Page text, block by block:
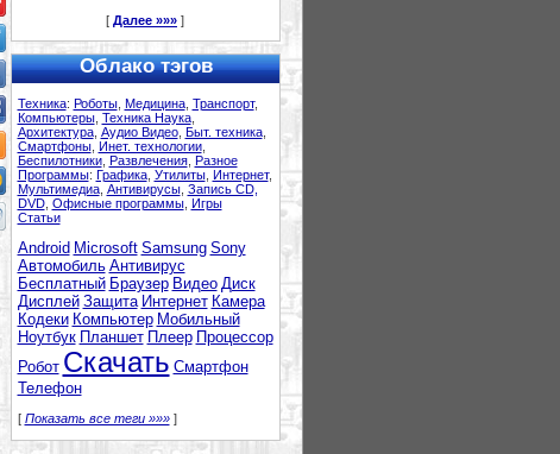
[ Далее »»» ]
Облако тэгов
Техника: Роботы, Медицина, Транспорт,
Компьютеры, Техника Наука,
Архитектура, Аудио Видео, Быт. техника,
Смартфоны, Инет. технологии,
Беспилотники, Развлечения, Разное
Программы: Графика, Утилиты, Интернет,
Мультимедиа, Антивирусы, Запись CD,
DVD, Офисные программы, Игры
Статьи
Android Microsoft Samsung Sony
Автомобиль Антивирус
Бесплатный Браузер Видео Диск
Дисплей Защита Интернет Камера
Кодеки Компьютер Мобильный
Ноутбук Планшет Плеер Процессор
Робот Скачать Смартфон
Телефон
[ Показать все теги »»»]